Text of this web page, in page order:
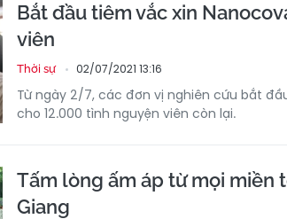
Bắt đầu tiêm vắc xin
viên
Thời sự 02/07/2021 13:16
Từ ngày 2/7, các đơn vị nghiên cứu bắt
cho 12.000 tình nguyện viên còn lại.
Tấm lòng ấm áp từ mọi miền
Giang